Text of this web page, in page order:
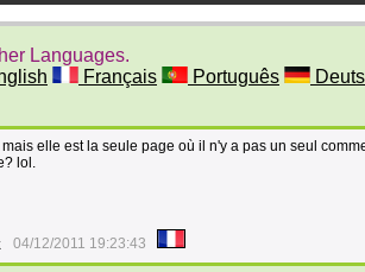
Languages.
Français Português
mais elle est la seule page où il n'y a pas un seul
lol.
04/12/2011 19:23:43